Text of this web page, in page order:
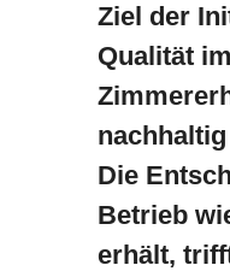
Ziel der
Qualität im
Die
Betrieb
erhält,